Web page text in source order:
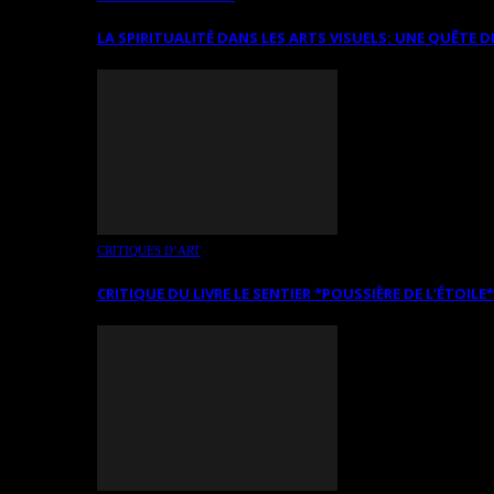
LA SPIRITUALITÉ DANS LES ARTS VISUELS: UNE QUÊTE
CRITIQUES D’ART
CRITIQUE DU LIVRE LE SENTIER *POUSSIÈRE DE L’ÉTOILE*